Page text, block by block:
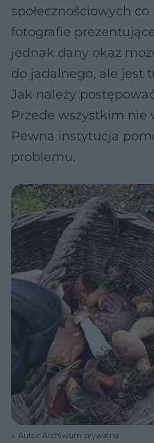
społecznościowych
fotografie
jednak dany okaz
do jadalnego, ale jest
Jak należy
Przede wszystkim nie
Pewna instytucja
problemu.
Autor: Archiwum prywatne